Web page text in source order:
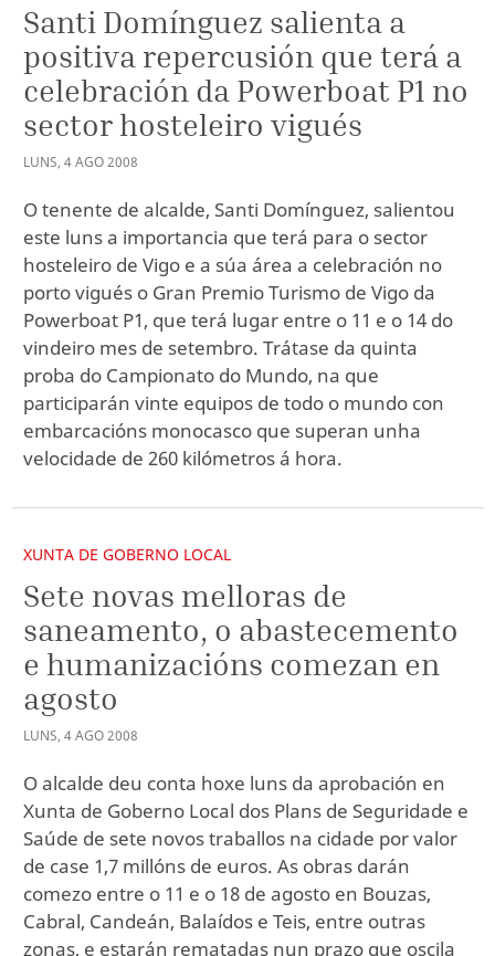
Santi Domínguez salienta a
positiva repercusión que terá a
celebración da Powerboat P1 no
sector hosteleiro vigués
LUNS, 4AGO2008
O tenente de alcalde, Santi Domínguez, salientou
este luns a importancia que terá para o sector
hosteleiro de Vigo e a súa área a celebración no
porto vigués o Gran Premio Turismo de Vigo da
Powerboat P1, que terá lugar entre o 11 e o 14 do
vindeiro mes de setembro. Trátase da quinta
proba do Campionato do Mundo, na que
participarán vinte equipos de todo o mundo con
embarcacións monocasco que superan unha
velocidade de 260 kilómetros á hora.
XUNTA DE GOBERNO LOCAL
Sete novas melloras de
saneamento, o abastecemento
e humanizacións comezan en
agosto
LUNS, 4AGO2008
O alcalde deu conta hoxe luns da aprobación en
Xunta de Goberno Local dos Plans de Seguridade e
Saúde de sete novos traballos na cidade por valor
de case 1,7 millóns de euros. As obras darán
comezo entre o 11 e o 18 de agosto en Bouzas,
Cabral, Candeán, Balaídos e Teis, entre outras
zonas, e estarán rematadas nun prazo que oscila